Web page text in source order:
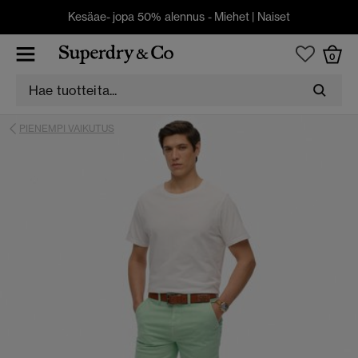
Kesäae- jopa 50% alennus - Miehet | Naiset
0
PIENEMPI VAIKUTUS